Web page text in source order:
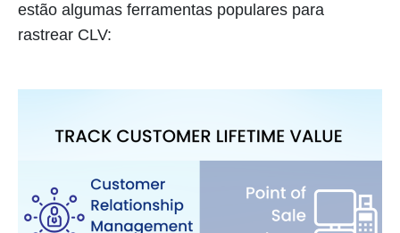
estão algumas ferramentas populares para
rastrear CLV: